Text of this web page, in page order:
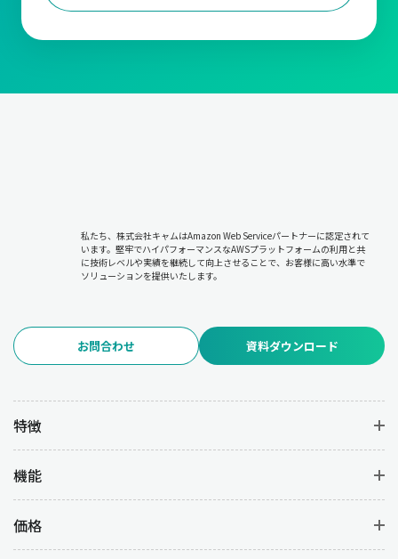
私たち、株式会社キャムはAmazon Web Serviceパートナーに認定されて
います。堅牢でハイパフォーマンスなAWSプラットフォームの利用と共
に技術レベルや実績を継続して向上させることで、お客様に高い水準で
ソリューションを提供いたします。
お問合わせ 資料ダウンロード
特徴
機能
価格